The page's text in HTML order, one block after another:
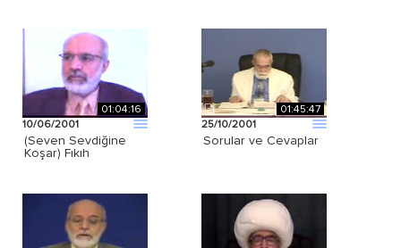
01:04:16
10/06/2001
(Seven Sevdiğine
Koşar) Fıkıh
01:45:47
25/10/2001
Sorular ve Cevaplar